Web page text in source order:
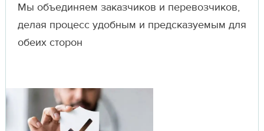
Мы объединяем заказчиков и перевозчиков,
делая процесс удобным и предсказуемым для
обеих сторон